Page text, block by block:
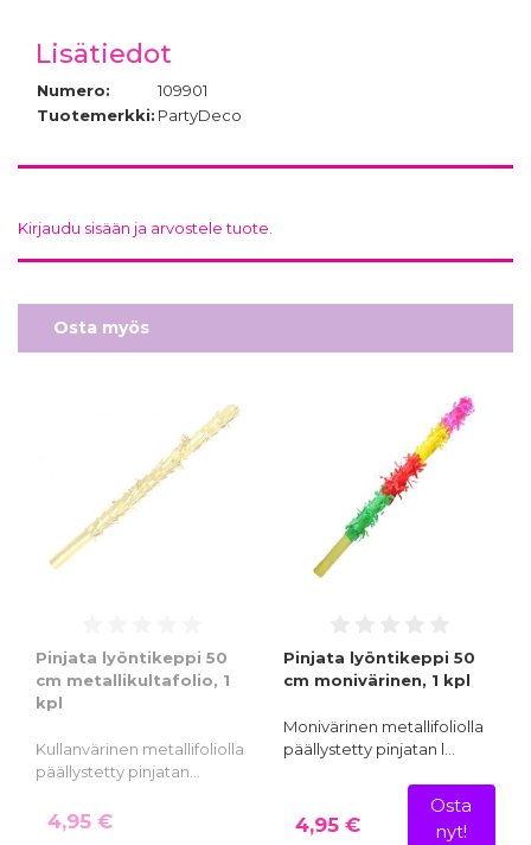
Lisätiedot
Numero:
109901
Tuotemerkki: PartyDeco
Kirjaudu sisään ja arvostele tuote.
Osta myös
Pinjata lyöntikeppi 50
cm metallikultafolio, 1
kpl
Kullanvärinen metallifoliolla
päällystetty pinjatan…
4,95 €
Pinjata lyöntikeppi 50
cm monivärinen, 1 kpl
Monivärinen metallifoliolla
päällystetty pinjatan l…
4,95 €
Osta
nyt!